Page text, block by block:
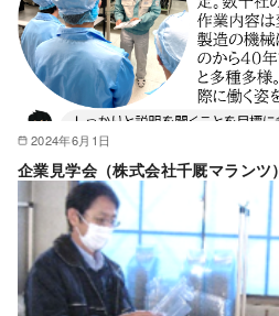
2024年6月1日
企業見学会（株式会社千厩マランツ）